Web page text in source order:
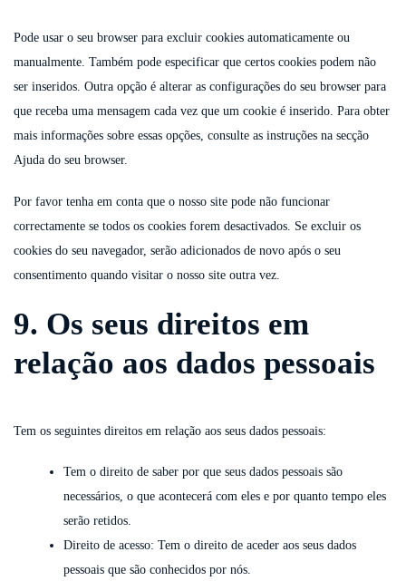
Pode usar o seu browser para excluir cookies automaticamente ou
manualmente. Também pode especificar que certos cookies podem não
ser inseridos. Outra opção é alterar as configurações do seu browser para
que receba uma mensagem cada vez que um cookie é inserido. Para obter
mais informações sobre essas opções, consulte as instruções na secção
Ajuda do seu browser.
Por favor tenha em conta que o nosso site pode não funcionar
correctamente se todos os cookies forem desactivados. Se excluir os
cookies do seu navegador, serão adicionados de novo após o seu
consentimento quando visitar o nosso site outra vez.
9. Os seus direitos em
relação aos dados pessoais
Tem os seguintes direitos em relação aos seus dados pessoais:
Tem o direito de saber por que seus dados pessoais são
necessários, o que acontecerá com eles e por quanto tempo eles
serão retidos.
Direito de acesso: Tem o direito de aceder aos seus dados
pessoais que são conhecidos por nós.